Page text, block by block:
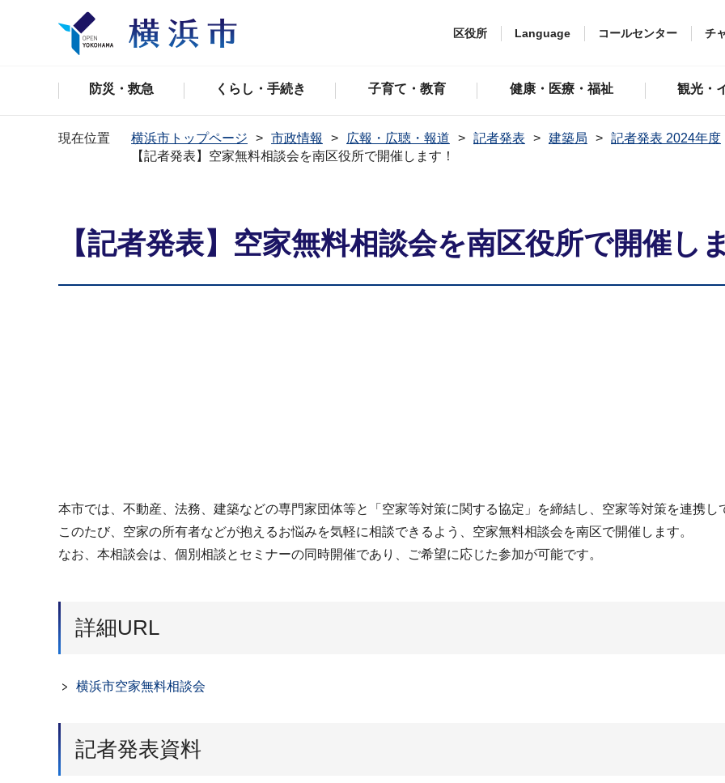
区役所 Language コールセンター チ
防災・救急 くらし・手続き 子育て・教育 健康・医療・福祉 観光・
現在位置 横浜市トップページ 市政情報 広報・広聴・報道 記者発表 建築局
記者発表 2024年度
【記者発表】空家無料相談会を南区役所で開催します！
【記者発表】空家無料相談会を南区役所で開催し
本市では、不動産、法務、建築などの専門家団体等と「空家等対策に関する協定」を締結し、空家等対策を連携し
このたび、空家の所有者などが抱えるお悩みを気軽に相談できるよう、空家無料相談会を南区で開催します。
なお、本相談会は、個別相談とセミナーの同時開催であり、ご希望に応じた参加が可能です。
詳細URL
横浜市空家無料相談会
記者発表資料